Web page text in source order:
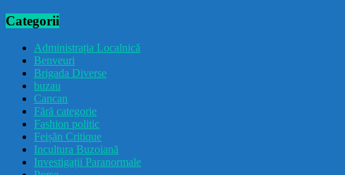
Categorii
Administrația Localnică
Benveuri
Brigada Diverse
buzau
Cancan
Fără categorie
Fashion politic
Feișăn Critique
Incultura Buzoiană
Investigații Paranormale